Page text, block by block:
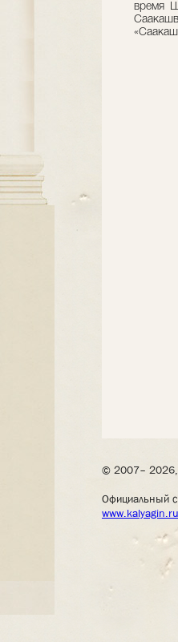
время
© 2007– 2026,
Официальный
www.kalyagin.ru